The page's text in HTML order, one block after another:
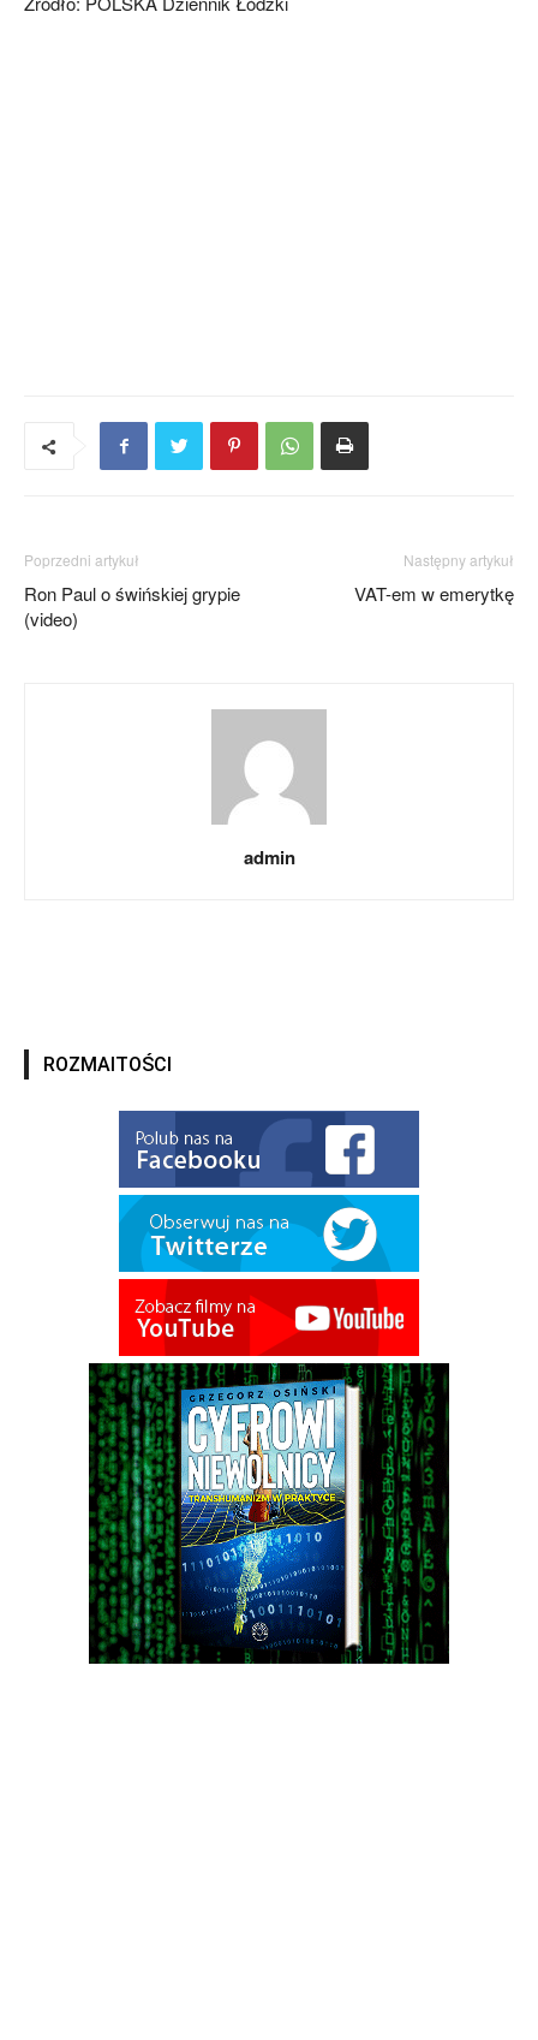
Poprzedni artykuł
Ron Paul o świńskiej grypie
(video)
Następny artykuł
VAT-em w emerytkę
admin
ROZMAITOŚCI